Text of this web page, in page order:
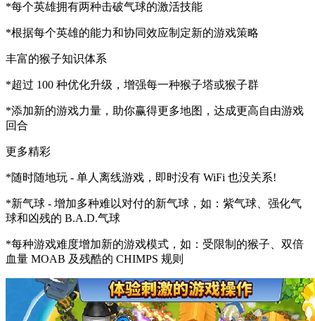
*每个英雄拥有两种击破气球的激活技能
*根据每个英雄的能力和协同效应制定新的游戏策略
丰富的猴子知识体系
*超过 100 种优化升级，增强每一种猴子塔或猴子群
*添加新的游戏力量，助你赢得更多地图，达成更高自由游戏
回合
更多精彩
*随时随地玩 - 单人离线游戏，即时没有 WiFi 也没关系!
*新气球 - 增加多种难以对付的新气球，如：紫气球、强化气
球和凶残的 B.A.D.气球
*每种游戏难度增加新的游戏模式，如：受限制的猴子、双倍
血量 MOAB 及残酷的 CHIMPS 规则